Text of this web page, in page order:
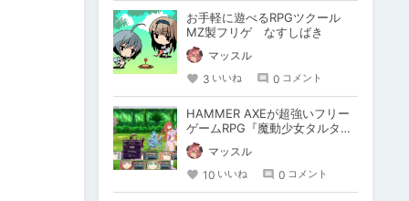
お手軽に遊べるRPGツクール
MZ製フリゲ なすしばき
マッスル
3 いいね 0 コメント
HAMMER AXEが超強いフリー
ゲームRPG『魔動少女タルタロ
スを往く』体験版
マッスル
10 いいね 0 コメント